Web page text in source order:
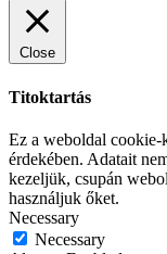
Close
Titoktartás
Ez a weboldal cookie-
érdekében. Adatait
kezeljük, csupán
használjuk őket.
Necessary
Necessary